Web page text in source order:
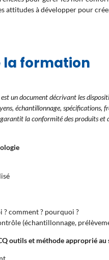
attitudes à développer pour
la formation
un document décrivant les
échantillonnage, spécifications,
la conformité des produits et
comment ? pourquoi ?
(échantillonnage,
outils et méthode approprié au